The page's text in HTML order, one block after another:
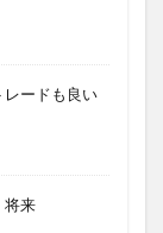
レードも良い
将来